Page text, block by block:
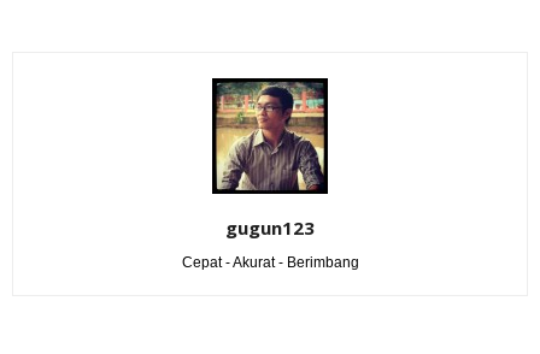
gugun123
Cepat - Akurat - Berimbang